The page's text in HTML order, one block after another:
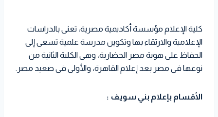
كلية الإعلام مؤسسة أكاديمية مصرية، تعنى بالدراسات
الإعلامية والارتقاء بها وتكوين مدرسة علمية تسعى إلى
الحفاظ على هوية مصر الحضارية، وهى الكلية الثانية من
نوعها فى مصر بعد إعلام القاهرة، والأولى فى صعيد مصر.
الأقسام بإعلام بني سويف :